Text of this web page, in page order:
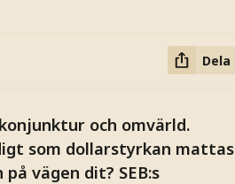
Dela
och omvärld.
som dollarstyrkan mattas
vägen dit? SEB:s